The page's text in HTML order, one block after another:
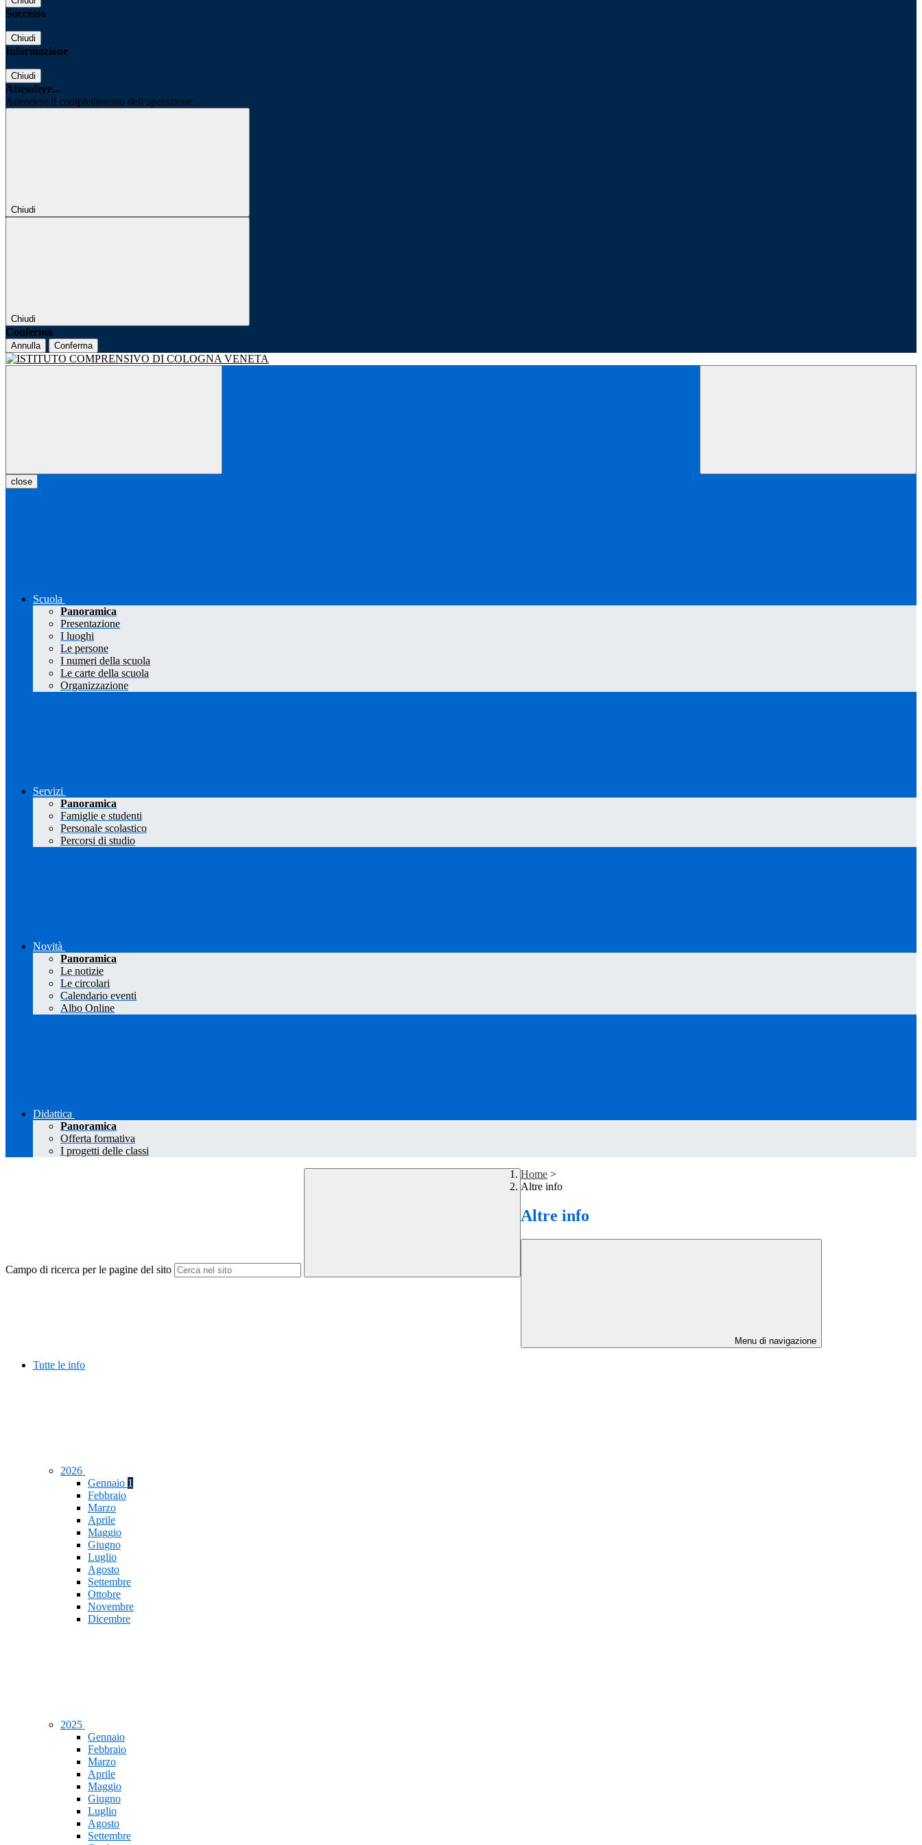
Successo
Chiudi
Informazione
Chiudi
Attendere...
Attendere il completamento dell'operazione...
Chiudi
Chiudi
Conferma
Annulla Conferma
close
Scuola
Panoramica
Presentazione
I luoghi
Le persone
I numeri della scuola
Le carte della scuola
Organizzazione
Servizi
Panoramica
Famiglie e studenti
Personale scolastico
Percorsi di studio
Novità
Panoramica
Le notizie
Le circolari
Calendario eventi
Albo Online
Didattica
Panoramica
Offerta formativa
I progetti delle classi
Campo di ricerca per le pagine del sito
Home >
Altre info
Altre info
Menu di navigazione
Tutte le info
2026
Gennaio 1
Febbraio
Marzo
Aprile
Maggio
Giugno
Luglio
Agosto
Settembre
Ottobre
Novembre
Dicembre
2025
Gennaio
Febbraio
Marzo
Aprile
Maggio
Giugno
Luglio
Agosto
Settembre